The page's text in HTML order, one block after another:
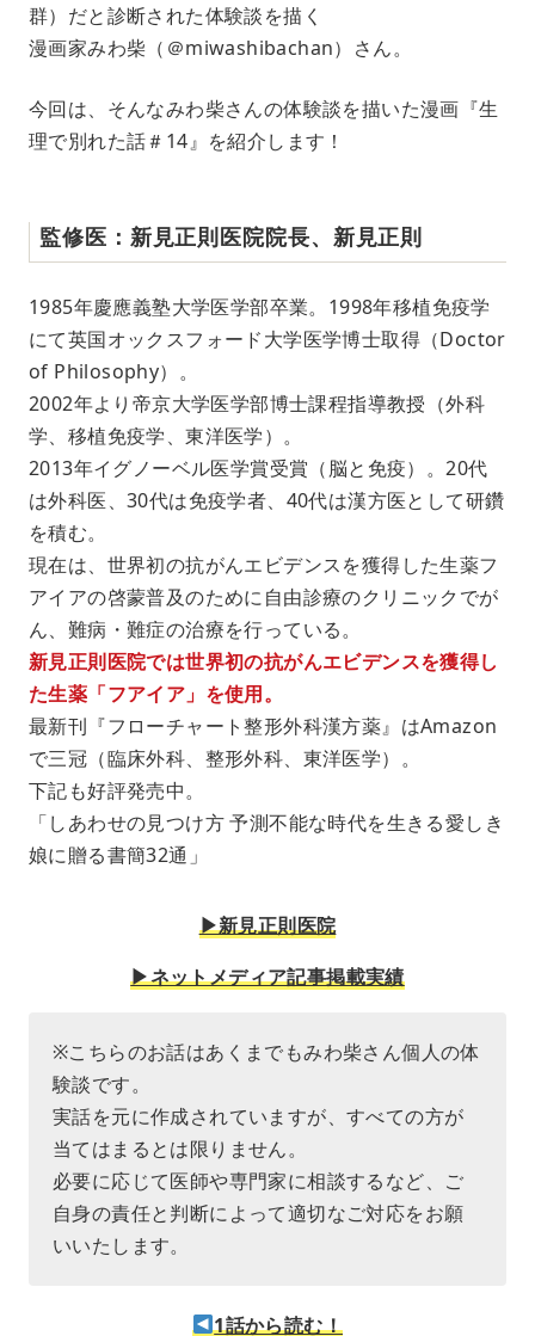
群）だと診断された体験談を描く
漫画家みわ柴（＠miwashibachan）さん。
今回は、そんなみわ柴さんの体験談を描いた漫画『生
理で別れた話＃14』を紹介します！
監修医：新見正則医院院長、新見正則
1985年慶應義塾大学医学部卒業。1998年移植免疫学
にて英国オックスフォード大学医学博士取得（Doctor
of Philosophy）。
2002年より帝京大学医学部博士課程指導教授（外科
学、移植免疫学、東洋医学）。
2013年イグノーベル医学賞受賞（脳と免疫）。20代
は外科医、30代は免疫学者、40代は漢方医として研鑽
を積む。
現在は、世界初の抗がんエビデンスを獲得した生薬フ
アイアの啓蒙普及のために自由診療のクリニックでが
ん、難病・難症の治療を行っている。
新見正則医院では世界初の抗がんエビデンスを獲得し
た生薬「フアイア」を使用。
最新刊『フローチャート整形外科漢方薬』はAmazon
で三冠（臨床外科、整形外科、東洋医学）。
下記も好評発売中。
「しあわせの見つけ方 予測不能な時代を生きる愛しき
娘に贈る書簡32通」
▶︎新見正則医院
▶︎ネットメディア記事掲載実績
※こちらのお話はあくまでもみわ柴さん個人の体
験談です。
実話を元に作成されていますが、すべての方が
当てはまるとは限りません。
必要に応じて医師や専門家に相談するなど、ご
自身の責任と判断によって適切なご対応をお願
いいたします。
1話から読む！